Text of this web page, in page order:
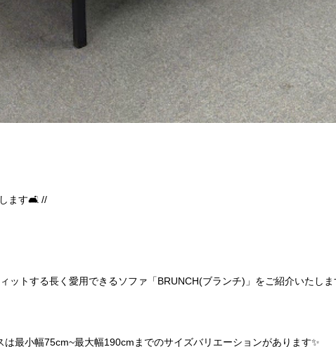
ます🛋 //
ットする長く愛用できるソファ「BRUNCH(ブランチ)」をご紹介いたしま
最小幅75cm~最大幅190cmまでのサイズバリエーションがあります✨️